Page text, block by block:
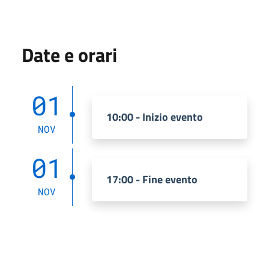
Date e orari
01
NOV
10:00 - Inizio evento
01
NOV
17:00 - Fine evento